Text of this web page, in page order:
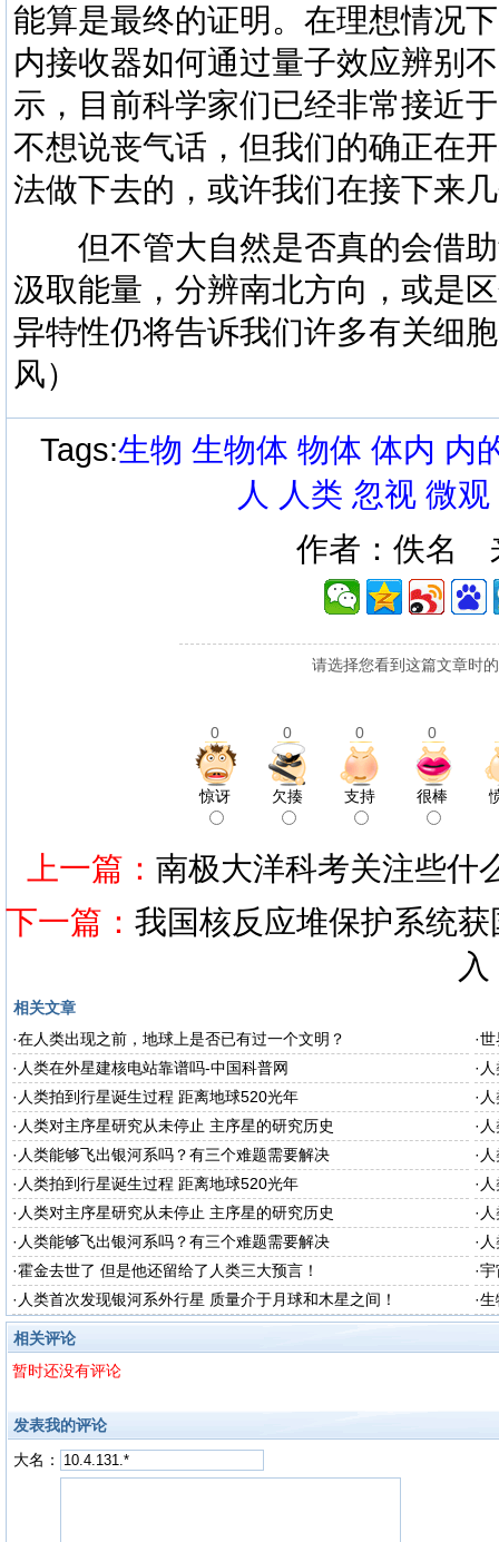
能算是最终的证明。在理想情况
内接收器如何通过量子效应辨别
示，目前科学家们已经非常接近
不想说丧气话，但我们的确正在
法做下去的，或许我们在接下来
但不管大自然是否真的会借助
汲取能量，分辨南北方向，或是
异特性仍将告诉我们许多有关细
风）
Tags:生物 生物体 物体 体内 内
人
人类 忽视 微观
作者：佚名
请选择您看到这篇文章时
0 0 0 0
惊讶 欠揍 支持 很棒
上一篇：南极大洋科考关注些什
下一篇：我国核反应堆保护系统
入
相关文章
·在人类出现之前，地球上是否已有过一个文明？ ·世
· 人类在外星建核电站靠谱吗-中国科普网 ·
· 人类拍到行星诞生过程 距离地球520光年 ·
· 人类对主序星研究从未停止 主序星的研究历史 ·
· 人类能够飞出银河系吗？有三个难题需要解决 ·
· 人类拍到行星诞生过程 距离地球520光年 ·
· 人类对主序星研究从未停止 主序星的研究历史 ·
· 人类能够飞出银河系吗？有三个难题需要解决 ·
·霍金去世了 但是他还留给了人类三大预言！ ·宇
· 人类首次发现银河系外行星 质量介于月球和木星之间！ ·生
相关评论
暂时还没有评论
发表我的评论
大名：